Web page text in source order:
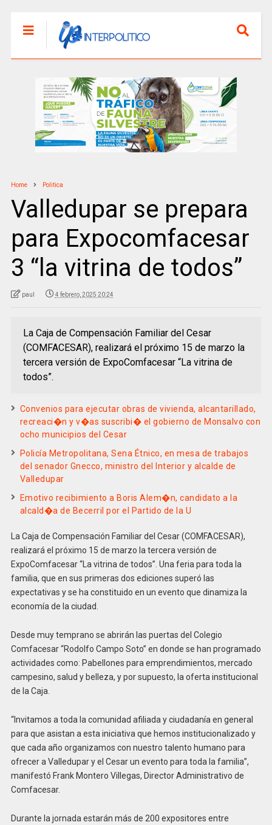
Home Politica
Valledupar se prepara
para Expocomfacesar
3 “la vitrina de todos”
paul 4 febrero, 2025 20:24
La Caja de Compensación Familiar del Cesar
(COMFACESAR), realizará el próximo 15 de marzo la
tercera versión de ExpoComfacesar “La vitrina de
todos”.
Convenios para ejecutar obras de vivienda, alcantarillado,
recreaci�n y v�as suscribi� el gobierno de Monsalvo con
ocho municipios del Cesar
Policía Metropolitana, Sena Étnico, en mesa de trabajos
del senador Gnecco, ministro del Interior y alcalde de
Valledupar
Emotivo recibimiento a Boris Alem�n, candidato a la
alcald�a de Becerril por el Partido de la U
La Caja de Compensación Familiar del Cesar (COMFACESAR),
realizará el próximo 15 de marzo la tercera versión de
ExpoComfacesar “La vitrina de todos”. Una feria para toda la
familia, que en sus primeras dos ediciones superó las
expectativas y se ha constituido en un evento que dinamiza la
economía de la ciudad.
Desde muy temprano se abrirán las puertas del Colegio
Comfacesar “Rodolfo Campo Soto” en donde se han programado
actividades como: Pabellones para emprendimientos, mercado
campesino, salud y belleza, y por supuesto, la oferta institucional
de la Caja.
“Invitamos a toda la comunidad afiliada y ciudadanía en general
para que asistan a esta iniciativa que hemos institucionalizado y
que cada año organizamos con nuestro talento humano para
ofrecer a Valledupar y el Cesar un evento para toda la familia”,
manifestó Frank Montero Villegas, Director Administrativo de
Comfacesar.
Durante la jornada estarán más de 200 expositores entre